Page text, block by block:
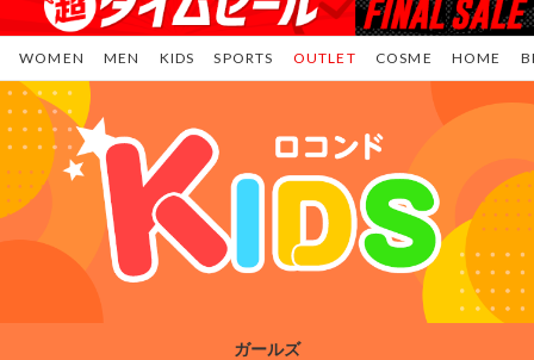
WOMEN MEN KIDS SPORTS COSME HOME
OUTLET
ガールズ